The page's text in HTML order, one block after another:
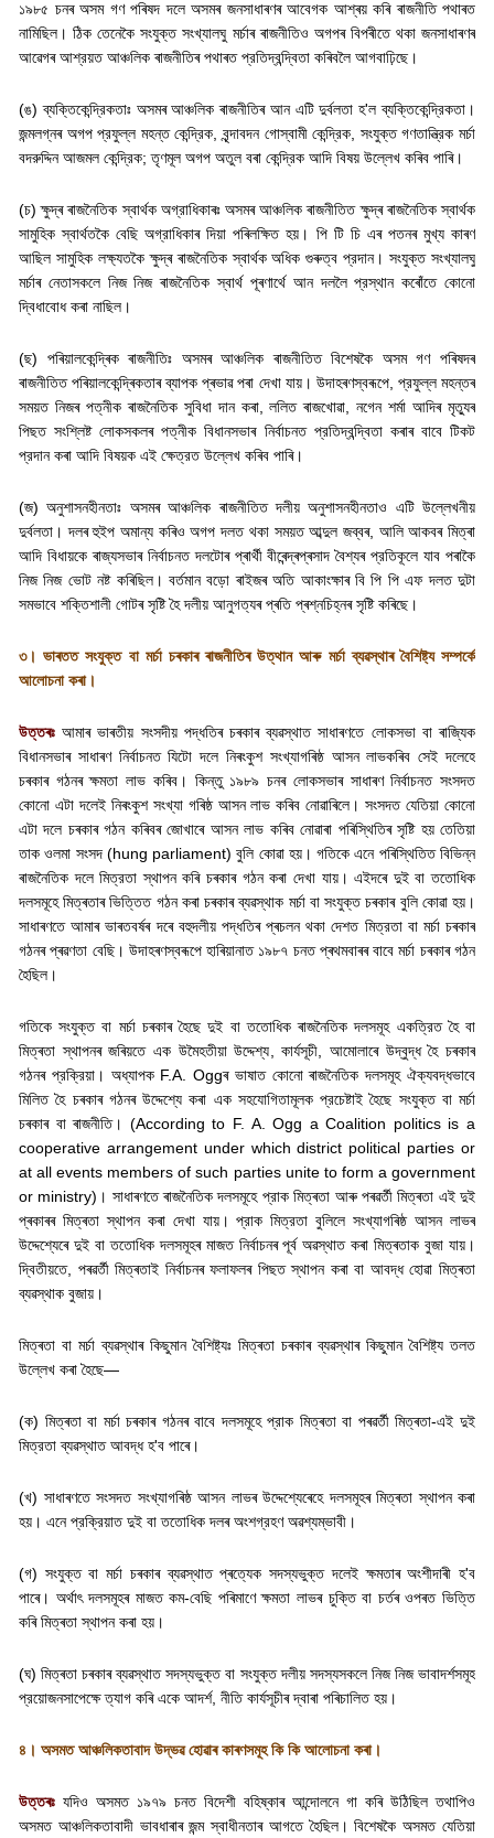
১৯৮৫ চনৰ অসম গণ পৰিষদ দলে অসমৰ জনসাধাৰণৰ আবেগক আশ্ৰয় কৰি ৰাজনীতি পথাৰত
নামিছিল। ঠিক তেনেকৈ সংযুক্ত সংখ্যালঘু মৰ্চাৰ ৰাজনীতিও অগপৰ বিপৰীতে থকা জনসাধাৰণৰ
আৱেগৰ আশ্রয়ত আঞ্চলিক ৰাজনীতিৰ পথাৰত প্রতিদ্বন্দ্বিতা কৰিবলৈ আগবাঢ়িছে।
(ঙ) ব্যক্তিকেন্দ্রিকতাঃ অসমৰ আঞ্চলিক ৰাজনীতিৰ আন এটি দুর্বলতা হ'ল ব্যক্তিকেন্দ্রিকতা।
জন্মলগ্নৰ অগপ প্রফুল্ল মহন্ত কেন্দ্রিক ,বৃন্দাবদন গোস্বামী কেন্দ্রিক সংযুক্ত গণতান্ত্রিক মর্চা
বদরুদ্দিন আজমল কেন্দ্রিক;তৃণমূল অগপ অতুল বৰা কেন্দ্রিক আদি বিষয় উল্লেখ কৰিব পাৰি।
(চ) ক্ষুদ্ৰ ৰাজনৈতিক স্বার্থক অগ্রাধিকাৰঃ অসমৰ আঞ্চলিক ৰাজনীতিত ক্ষুদ্ৰ ৰাজনৈতিক স্বার্থক
সামুহিক স্বাৰ্থতকৈ বেছি অগ্রাধিকাৰ দিয়া পৰিলক্ষিত হয়। পি টি চি এৰ পতনৰ মুখ্য কাৰণ
আছিল সামুহিক লক্ষ্যতকৈ ক্ষুদ্ৰ ৰাজনৈতিক স্বার্থক অধিক গুৰুত্ব প্রদান। সংযুক্ত সংখ্যালঘু
মৰ্চাৰ নেতাসকলে নিজ নিজ ৰাজনৈতিক স্বার্থ পূৰণাৰ্থে আন দললৈ প্রস্থান কৰোঁতে কোনো
দ্বিধাবোধ কৰা নাছিল।
(ছ) পৰিয়ালকেন্দ্ৰিক ৰাজনীতিঃ অসমৰ আঞ্চলিক ৰাজনীতিত বিশেষকৈ অসম গণ পৰিষদৰ
ৰাজনীতিত পৰিয়ালকেন্দ্ৰিকতাৰ ব্যাপক প্ৰভাৱ পৰা দেখা যায়। উদাহৰণস্বৰূপে, প্রফুল্ল মহন্তৰ
সময়ত নিজৰ পত্নীক ৰাজনৈতিক সুবিধা দান কৰা,ললিত ৰাজখোৱা ,নগেন শৰ্মা আদিৰ মৃত্যুৰ
পিছত সংশ্লিষ্ট লোকসকলৰ পত্নীক বিধানসভাৰ নিৰ্বাচনত প্রতিদ্বন্দ্বিতা কৰাৰ বাবে টিকট
প্রদান কৰা আদি বিষয়ক এই ক্ষেত্রত উল্লেখ কৰিব পাৰি।
(জ) অনুশাসনহীনতাঃ অসমৰ আঞ্চলিক ৰাজনীতিত দলীয় অনুশাসনহীনতাও এটি উল্লেখনীয়
দুর্বলতা। দলৰ হুইপ অমান্য কৰিও অগপ দলত থকা সময়ত আব্দুল জব্বৰ, আলি আকবৰ মিত্ৰা
আদি বিধায়কে ৰাজ্যসভাৰ নিৰ্বাচনত দলটোৰ প্ৰাৰ্থী বীৰেন্দ্ৰপ্ৰসাদ বৈশ্যৰ প্রতিকূলে যাব পৰাকৈ
নিজ নিজ ভোট নষ্ট কৰিছিল। বর্তমান বড়ো ৰাইজৰ অতি আকাংক্ষাৰ বি পি পি এফ দলত দুটা
সমভাবে শক্তিশালী গোটৰ সৃষ্টি হৈ দলীয় আনুগত্যৰ প্ৰতি প্ৰশ্নচিহ্নৰ সৃষ্টি কৰিছে।
৩। ভাৰতত সংযুক্ত বা মৰ্চা চৰকাৰ ৰাজনীতিৰ উত্থান আৰু মৰ্চা ব্যৱস্থাৰ বৈশিষ্ট্য সম্পর্কে
আলোচনা কৰা।
উত্তৰঃআমাৰ ভাৰতীয় সংসদীয় পদ্ধতিৰ চৰকাৰ ব্যৱস্থাত সাধাৰণতে লোকসভা বা ৰাজ্যিক
বিধানসভাৰ সাধাৰণ নিৰ্বাচনত যিটো দলে নিৰংকুশ সংখ্যাগৰিষ্ঠ আসন লাভকৰিব সেই দলেহে
চৰকাৰ গঠনৰ ক্ষমতা লাভ কৰিব। কিন্তু ১৯৮৯ চনৰ লোকসভাৰ সাধাৰণ নিৰ্বাচনত সংসদত
কোনো এটা দলেই নিৰংকুশ সংখ্যা গৰিষ্ঠ আসন লাভ কৰিব নোৱাৰিলে। সংসদত যেতিয়া কোনো
এটা দলে চৰকাৰ গঠন কৰিবৰ জোখাৰে আসন লাভ কৰিব নোৱাৰা পৰিস্থিতিৰ সৃষ্টি হয় তেতিয়া
তাক ওলমা সংসদ (hung parliament)বুলি কোৱা হয়। গতিকে এনে পৰিস্থিতিত বিভিন্ন
ৰাজনৈতিক দলে মিত্রতা স্থাপন কৰি চৰকাৰ গঠন কৰা দেখা যায়। এইদৰে দুই বা ততোধিক
দলসমূহে মিত্ৰতাৰ ভিত্তিত গঠন কৰা চৰকাৰ ব্যৱস্থাক মৰ্চা বা সংযুক্ত চৰকাৰ বুলি কোৱা হয়।
সাধাৰণতে আমাৰ ভাৰতবৰ্ষৰ দৰে বহুদলীয় পদ্ধতিৰ প্ৰচলন থকা দেশত মিত্রতা বা মৰ্চা চৰকাৰ
গঠনৰ প্ৰৱণতা বেছি। উদাহৰণস্বৰূপে হাৰিয়ানাত ১৯৮৭ চনত প্ৰথমবাৰৰ বাবে মৰ্চা চৰকাৰ গঠন
হৈছিল।
গতিকে সংযুক্ত বা মৰ্চা চৰকাৰ হৈছে দুই বা ততোধিক ৰাজনৈতিক দলসমূহ একত্রিত হৈ বা
মিত্ৰতা স্থাপনৰ জৰিয়তে এক উমৈহতীয়া উদ্দেশ্য ,কার্যসূচী
আমোলাৰে উদ্বুদ্ধ হৈ চৰকাৰ
গঠনৰ প্রক্রিয়া। অধ্যাপক F.A. Oggৰ ভাষাত কোনো ৰাজনৈতিক দলসমূহ ঐক্যবদ্ধভাবে
মিলিত হৈ চৰকাৰ গঠনৰ উদ্দেশ্যে কৰা এক সহযোগিতামূলক প্রচেষ্টাই হৈছে সংযুক্ত বা মৰ্চা
চৰকাৰ বা ৰাজনীতি। (According to F. A. Ogg a Coalition politics is a
cooperative arrangement under which district political parties or
at all events members of such parties unite to form a government
or ministry) । সাধাৰণতে ৰাজনৈতিক দলসমূহে প্রাক মিত্ৰতা আৰু পৰৱৰ্তী মিত্ৰতা এই দুই
প্ৰকাৰৰ মিত্ৰতা স্থাপন কৰা দেখা যায়। প্রাক মিত্রতা বুলিলে সংখ্যাগৰিষ্ঠ আসন লাভৰ
উদ্দেশ্যেৰে দুই বা ততোধিক দলসমূহৰ মাজত নিৰ্বাচনৰ পূৰ্ব অৱস্থাত কৰা মিত্ৰতাক বুজা যায়।
দ্বিতীয়তে, পৰৱৰ্তী মিত্ৰতাই নিৰ্বাচনৰ ফলাফলৰ পিছত স্থাপন কৰা বা আবদ্ধ হোৱা মিত্ৰতা
ব্যৱস্থাক বুজায়।
মিত্ৰতা বা মৰ্চা ব্যৱস্থাৰ কিছুমান বৈশিষ্ট্যঃ মিত্ৰতা চৰকাৰ ব্যৱস্থাৰ কিছুমান বৈশিষ্ট্য তলত
উল্লেখ কৰা হৈছে—
(ক) মিত্ৰতা বা মৰ্চা চৰকাৰ গঠনৰ বাবে দলসমূহে প্রাক মিত্ৰতা বা পৰৱৰ্তী মিত্ৰতা-এই দুই
মিত্রতা ব্যৱস্থাত আবদ্ধ হ'ব পাৰে।
(খ) সাধাৰণতে সংসদত সংখ্যাগৰিষ্ঠ আসন লাভৰ উদ্দেশ্যেৰেহে দলসমূহৰ মিত্ৰতা স্থাপন কৰা
হয়। এনে প্রক্রিয়াত দুই বা ততোধিক দলৰ অংশগ্রহণ অৱশ্যম্ভাবী।
(গ) সংযুক্ত বা মৰ্চা চৰকাৰ ব্যৱস্থাত প্ৰত্যেক সদস্যভুক্ত দলেই ক্ষমতাৰ অংশীদাৰী হ'ব
পাৰে। অৰ্থাৎ দলসমূহৰ মাজত কম-বেছি পৰিমাণে ক্ষমতা লাভৰ চুক্তি বা চৰ্তৰ ওপৰত ভিত্তি
কৰি মিত্ৰতা স্থাপন কৰা হয়।
(ঘ) মিত্ৰতা চৰকাৰ ব্যৱস্থাত সদস্যভুক্ত বা সংযুক্ত দলীয় সদস্যসকলে নিজ নিজ ভাবাদর্শসমূহ
প্রয়োজনসাপেক্ষে ত্যাগ কৰি একে আদর্শ, নীতি কাৰ্যসূচীৰ দ্বাৰা পৰিচালিত হয়।
৪। অসমত আঞ্চলিকতাবাদ উদ্ভৱ হোৱাৰ কাৰণসমূহ কি কি আলোচনা কৰা।
উত্তৰঃ যদিও অসমত ১৯৭৯ চনত বিদেশী বহিষ্কাৰ আন্দোলনে গা কৰি উঠিছিল তথাপিও
অসমত আঞ্চলিকতাবাদী ভাবধাৰাৰ জন্ম স্বাধীনতাৰ আগতে হৈছিল। বিশেষকৈ অসমত যেতিয়া